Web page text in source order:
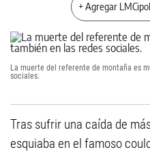
+ Agregar
La muerte del referente de montaña es
sociales.
Tras sufrir una caída de
esquiaba en el famoso